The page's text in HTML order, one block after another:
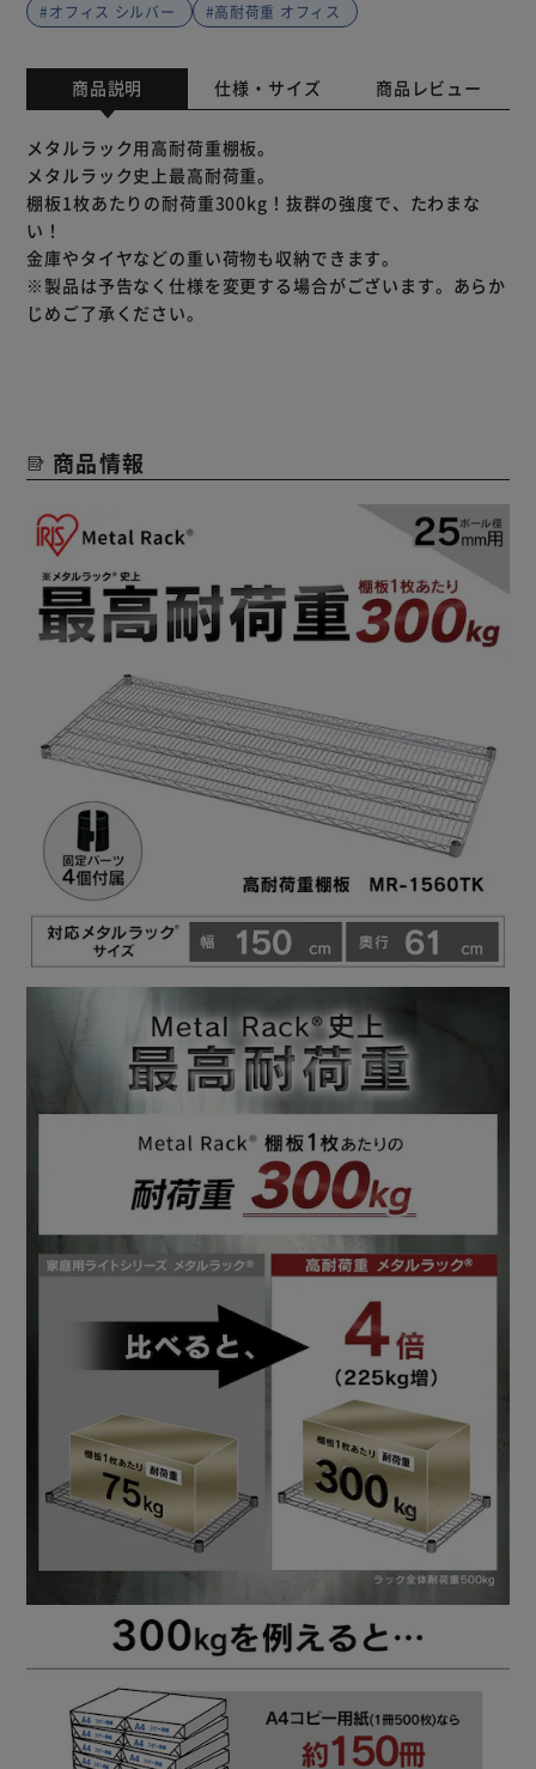
#オフィス シルバー
#高耐荷重 オフィス
商品説明 仕様・サイズ 商品レビュー
メタルラック用高耐荷重棚板。
メタルラック史上最高耐荷重。
棚板1枚あたりの耐荷重300kg！抜群の強度で、たわまな
い！
金庫やタイヤなどの重い荷物も収納できます。
※製品は予告なく仕様を変更する場合がございます。あらか
じめご了承ください。
商品情報